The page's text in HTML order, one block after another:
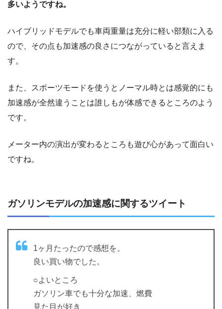
多いようですね。
ハイブリッドモデルでも車両重量は充分に軽い部類に入る
ので、その点も加速感の良さにつながっていると言えま
す。
また、スポーツモードを使うとノーマル時とは感覚的にも
加速感が全然違うことは誰しもが体感できるところのよう
です。
メーター内の演出が変わるところも遊び心があって面白い
ですね。
ガソリンモデルの加速感に関するツイート
1ヶ月たったので感想を。
良い買い物でした。
○よいところ
ガソリン車でも十分な加速、燃費
見た目が好き